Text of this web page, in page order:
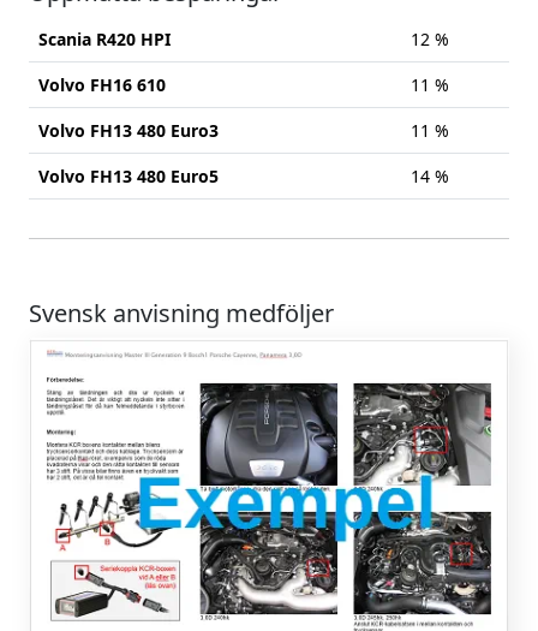
Scania R420 HPI
12 %
Volvo FH16 610
11 %
Volvo FH13 480 Euro3
11 %
Volvo FH13 480 Euro5
14 %
Svensk anvisning medföljer